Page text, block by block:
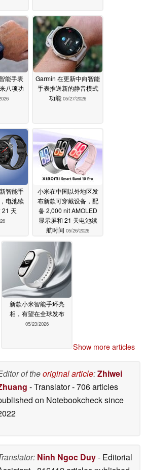
能手表
八项功
Garmin 在更新中向智能
手表推送新的静音模式
功能 05/27/2026
智能手
电池续
21 天
小米在中国以外地区发
布新款可穿戴设备，配
备 2,000 nit AMOLED
显示屏和 21 天电池续
航时间 05/26/2026
新款小米智能手环亮
相，有望在全球发布
05/23/2026
Show more articles
of theoriginal article:Zhiwei
- Translator- 706 articles
on Notebookchecksince
Ninh Ngoc Duy- Editorial